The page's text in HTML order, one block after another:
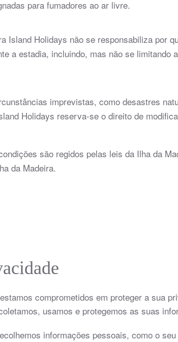
para fumadores ao ar livre.
Island Holidays não se responsabiliza por
a estadia, incluindo, mas não se limitando
imprevistas, como desastres
Holidays reserva-se o direito de
são regidos pelas leis da Ilha da
da Madeira.
comprometidos em proteger a sua
usamos e protegemos as suas
informações pessoais, como o